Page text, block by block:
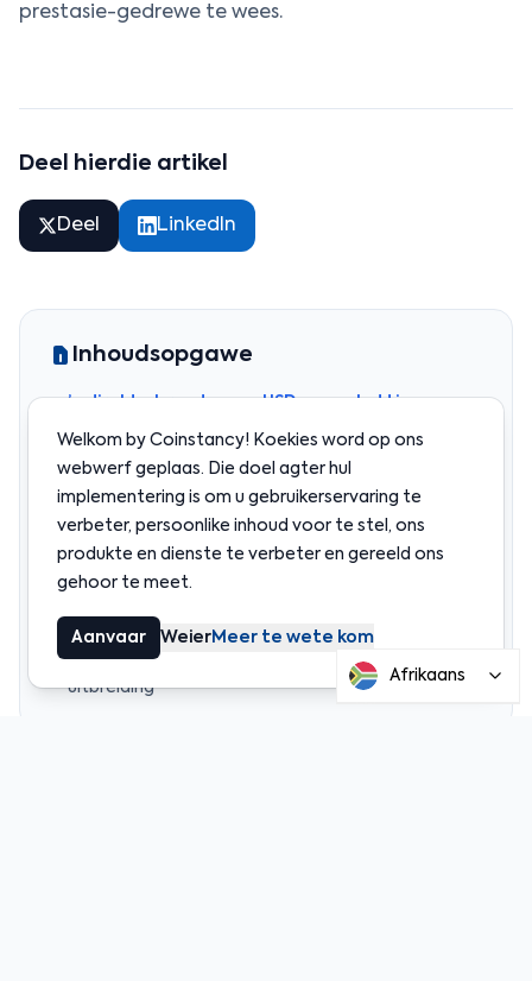
prestasie-gedrewe te wees.
Deel hierdie artikel
Deel LinkedIn
Inhoudsopgawe
’n direkte brug tussen USD en op‑ketting
Polygon-infrastruktuur om koste te verlaag en
prestasie te verbeter
Volledig op‑ketting stabiele munt
spaartegnologie, deursigtig en verifieerbaar
Verbeterde beskerming met
Coinme en Coinstancy: ’n langtermynsamewerking
’n nuwe mylpaal in Coinstancy’s wêreldwye
uitbreiding
Welkom by Coinstancy! Koekies word op ons
webwerf geplaas. Die doel agter hul
implementering is om u gebruikerservaring te
verbeter, persoonlike inhoud voor te stel, ons
produkte en dienste te verbeter en gereeld ons
gehoor te meet.
Aanvaar WeierMeer te wete kom
Afrikaans